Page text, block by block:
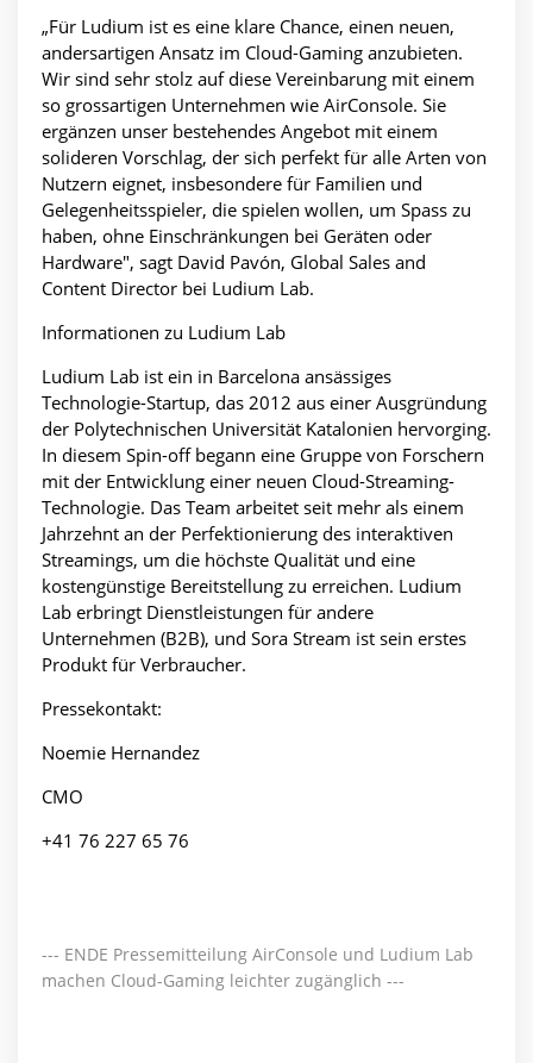
„Für Ludium ist es eine klare Chance, einen neuen,
andersartigen Ansatz im Cloud-Gaming anzubieten.
Wir sind sehr stolz auf diese Vereinbarung mit einem
so grossartigen Unternehmen wie AirConsole. Sie
ergänzen unser bestehendes Angebot mit einem
solideren Vorschlag, der sich perfekt für alle Arten von
Nutzern eignet, insbesondere für Familien und
Gelegenheitsspieler, die spielen wollen, um Spass zu
haben, ohne Einschränkungen bei Geräten oder
Hardware", sagt David Pavón, Global Sales and
Content Director bei Ludium Lab.
Informationen zu Ludium Lab
Ludium Lab ist ein in Barcelona ansässiges
Technologie-Startup, das 2012 aus einer Ausgründung
der Polytechnischen Universität Katalonien hervorging.
In diesem Spin-off begann eine Gruppe von Forschern
mit der Entwicklung einer neuen Cloud-Streaming-
Technologie. Das Team arbeitet seit mehr als einem
Jahrzehnt an der Perfektionierung des interaktiven
Streamings, um die höchste Qualität und eine
kostengünstige Bereitstellung zu erreichen. Ludium
Lab erbringt Dienstleistungen für andere
Unternehmen (B2B), und Sora Stream ist sein erstes
Produkt für Verbraucher.
Pressekontakt:
Noemie Hernandez
CMO
+41 76 227 65 76
--- ENDE Pressemitteilung AirConsole und Ludium Lab
machen Cloud-Gaming leichter zugänglich ---